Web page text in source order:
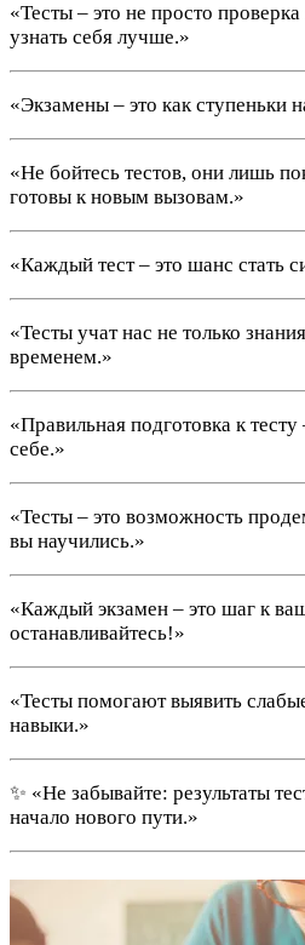
«Тесты – это не просто
узнать себя лучше.»
«Экзамены – это как ступеньки
«Не бойтесь тестов, они лишь
готовы к новым вызовам.»
«Каждый тест – это шанс стать
«Тесты учат нас не только
временем.»
«Правильная подготовка к
себе.»
«Тесты – это возможность
вы научились.»
«Каждый экзамен – это шаг к
останавливайтесь!»
«Тесты помогают выявить
навыки.»
✨ «Не забывайте: результаты
начало нового пути.»